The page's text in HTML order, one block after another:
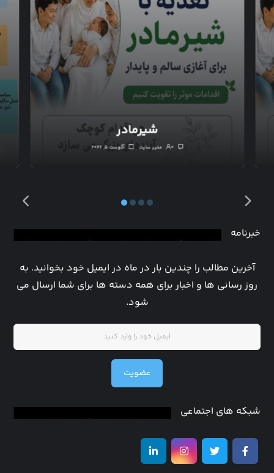
شیرمادر
آگوست ۵, ۲۰۲۶ مدیر سایت ۰
خبرنامه
آخرین مطالب را چندین بار در ماه در ایمیل خود بخوانید. به
روز رسانی ها و اخبار برای همه دسته ها برای شما ارسال می
شود.
عضویت
شبکه های اجتماعی